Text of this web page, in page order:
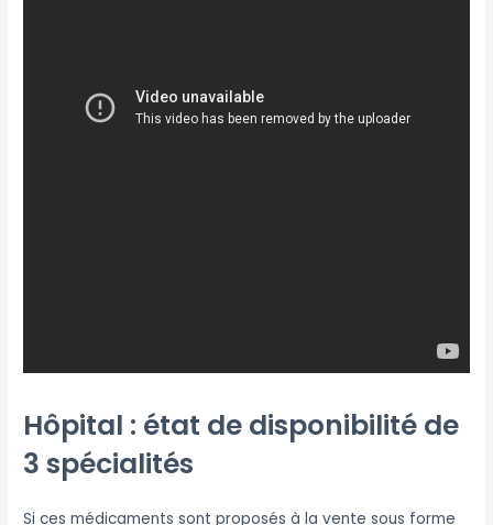
Hôpital : état de disponibilité de
3 spécialités
Si ces médicaments sont proposés à la vente sous forme